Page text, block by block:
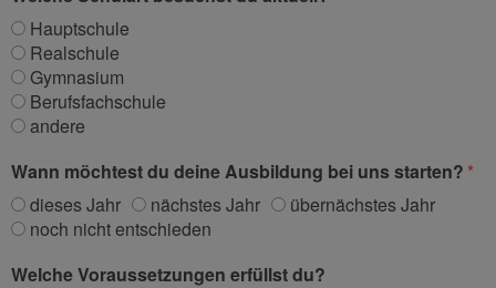
Hauptschule
Realschule
Gymnasium
Berufsfachschule
andere
Wann möchtest du deine Ausbildung bei uns starten?
dieses Jahr
nächstes Jahr
übernächstes Jahr
noch nicht entschieden
Welche Voraussetzungen erfüllst du?